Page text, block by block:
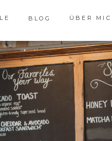
ÜBER
BLOG